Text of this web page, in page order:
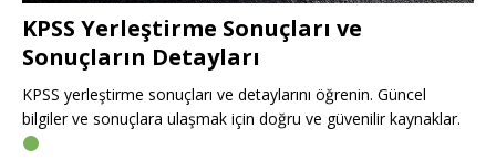
KPSS Yerleştirme Sonuçları ve
Sonuçların Detayları
KPSS yerleştirme sonuçları ve detaylarını öğrenin. Güncel
bilgiler ve sonuçlara ulaşmak için doğru ve güvenilir kaynaklar.